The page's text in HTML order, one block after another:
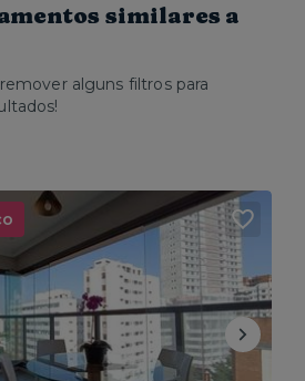
similares a
alguns filtros para